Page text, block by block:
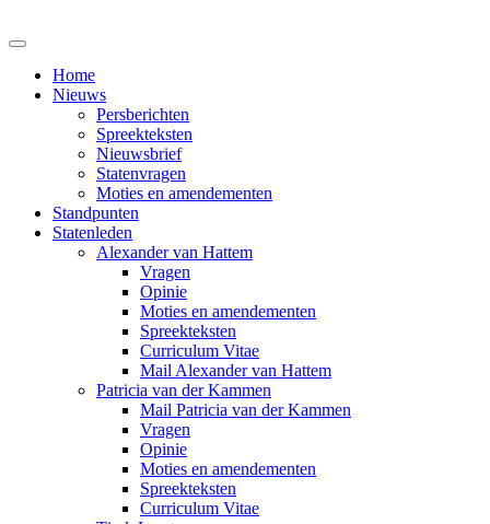
Home
Nieuws
Persberichten
Spreekteksten
Nieuwsbrief
Statenvragen
Moties en amendementen
Standpunten
Statenleden
Alexander van Hattem
Vragen
Opinie
Moties en amendementen
Spreekteksten
Curriculum Vitae
Mail Alexander van Hattem
Patricia van der Kammen
Mail Patricia van der Kammen
Vragen
Opinie
Moties en amendementen
Spreekteksten
Curriculum Vitae